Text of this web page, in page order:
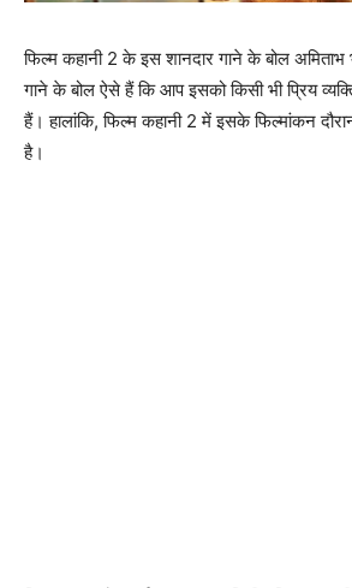
फिल्‍म कहानी 2 के इस शानदार गाने के बोल अमिताभ
गाने के बोल ऐसे हैं कि आप इसको किसी भी प्रिय
हैं। हालांकि, फिल्‍म कहानी 2 में इसके फिल्‍मांकन
है।